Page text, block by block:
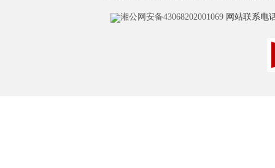
湘公网安备43068202001069 网站联系电